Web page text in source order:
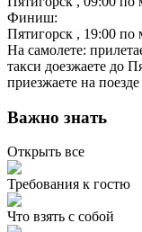
Финиш:
Пятигорск , 19:00 по
На самолете:
такси доезжаете до
приезжаете на
Важно знать
Открыть все
Требования к гостю
Что взять с собой